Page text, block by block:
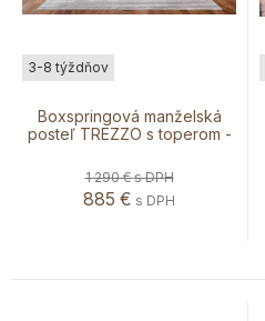
Boxspringová manželská
posteľ TREZZO s toperom -
3-8 týždňov
1 290 €s DPH
885 € s DPH